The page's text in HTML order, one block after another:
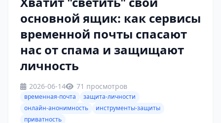
основной ящик: как сервисы
временной почты спасают
нас от спама и защищают
личность
2026-06-14 71 просмотров
временная-почта
защита-личности
онлайн-анонимность
инструменты-защиты
приватность